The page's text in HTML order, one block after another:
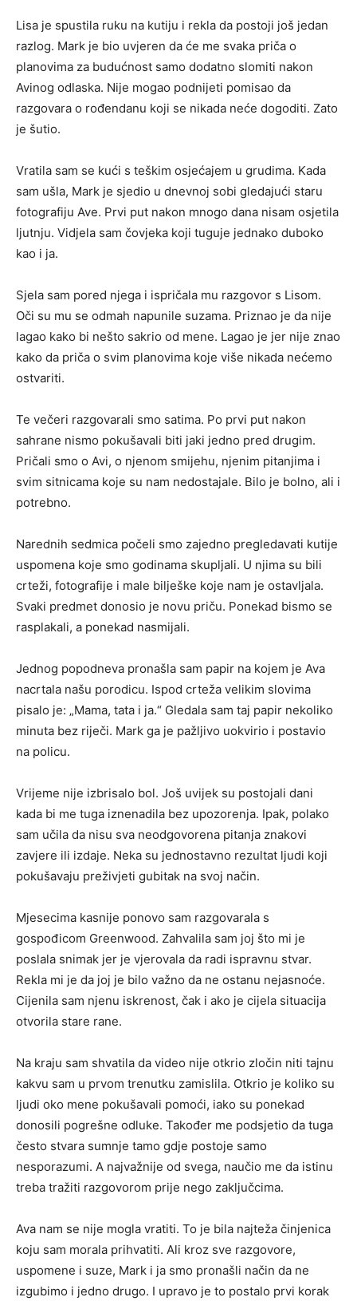
Lisa je spustila ruku na kutiju i rekla da postoji još jedan
razlog. Mark je bio uvjeren da će me svaka priča o
planovima za budućnost samo dodatno slomiti nakon
Avinog odlaska. Nije mogao podnijeti pomisao da
razgovara o rođendanu koji se nikada neće dogoditi. Zato
je šutio.
Vratila sam se kući s teškim osjećajem u grudima. Kada
sam ušla, Mark je sjedio u dnevnoj sobi gledajući staru
fotografiju Ave. Prvi put nakon mnogo dana nisam osjetila
ljutnju. Vidjela sam čovjeka koji tuguje jednako duboko
kao i ja.
Sjela sam pored njega i ispričala mu razgovor s Lisom.
Oči su mu se odmah napunile suzama. Priznao je da nije
lagao kako bi nešto sakrio od mene. Lagao je jer nije znao
kako da priča o svim planovima koje više nikada nećemo
ostvariti.
Te večeri razgovarali smo satima. Po prvi put nakon
sahrane nismo pokušavali biti jaki jedno pred drugim.
Pričali smo o Avi, o njenom smijehu, njenim pitanjima i
svim sitnicama koje su nam nedostajale. Bilo je bolno, ali i
potrebno.
Narednih sedmica počeli smo zajedno pregledavati kutije
uspomena koje smo godinama skupljali. U njima su bili
crteži, fotografije i male bilješke koje nam je ostavljala.
Svaki predmet donosio je novu priču. Ponekad bismo se
rasplakali, a ponekad nasmijali.
Jednog popodneva pronašla sam papir na kojem je Ava
nacrtala našu porodicu. Ispod crteža velikim slovima
pisalo je: „Mama, tata i ja.“ Gledala sam taj papir nekoliko
minuta bez riječi. Mark ga je pažljivo uokvirio i postavio
na policu.
Vrijeme nije izbrisalo bol. Još uvijek su postojali dani
kada bi me tuga iznenadila bez upozorenja. Ipak, polako
sam učila da nisu sva neodgovorena pitanja znakovi
zavjere ili izdaje. Neka su jednostavno rezultat ljudi koji
pokušavaju preživjeti gubitak na svoj način.
Mjesecima kasnije ponovo sam razgovarala s
gospođicom Greenwood. Zahvalila sam joj što mi je
poslala snimak jer je vjerovala da radi ispravnu stvar.
Rekla mi je da joj je bilo važno da ne ostanu nejasnoće.
Cijenila sam njenu iskrenost, čak i ako je cijela situacija
otvorila stare rane.
Na kraju sam shvatila da video nije otkrio zločin niti tajnu
kakvu sam u prvom trenutku zamislila. Otkrio je koliko su
ljudi oko mene pokušavali pomoći, iako su ponekad
donosili pogrešne odluke. Također me podsjetio da tuga
često stvara sumnje tamo gdje postoje samo
nesporazumi. A najvažnije od svega, naučio me da istinu
treba tražiti razgovorom prije nego zaključcima.
Ava nam se nije mogla vratiti. To je bila najteža činjenica
koju sam morala prihvatiti. Ali kroz sve razgovore,
uspomene i suze, Mark i ja smo pronašli način da ne
izgubimo i jedno drugo. I upravo je to postalo prvi korak